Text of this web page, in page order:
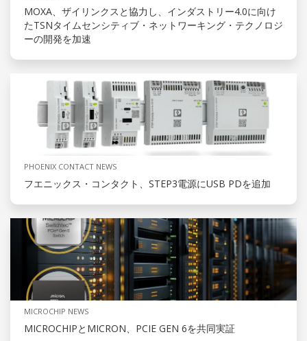
MOXA、ザイリンクスと協力し、インダストリー4.0に向け
たTSNタイムセンシティブ・ネットワーキング・テクノロジ
ーの開発を加速
PHOENIX CONTACT NEWS
フエニックス・コンタクト、STEP3電源にUSB PDを追加
MICROCHIP NEWS
MICROCHIPとMICRON、PCIE GEN 6を共同実証